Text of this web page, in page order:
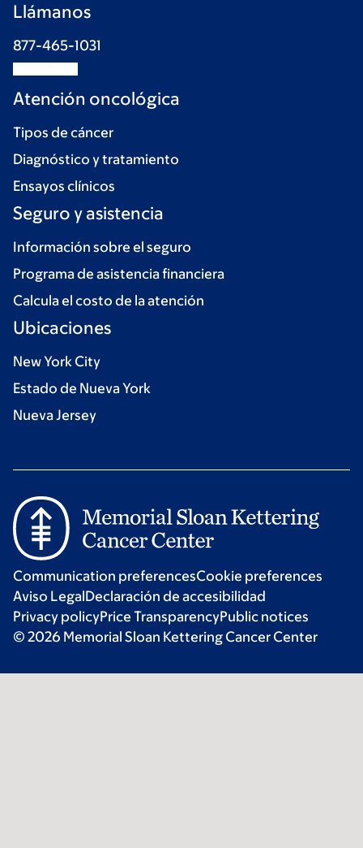
Llámanos
877-465-1031
Atención oncológica
Tipos de cáncer
Diagnóstico y tratamiento
Ensayos clínicos
Seguro y asistencia
Información sobre el seguro
Programa de asistencia financiera
Calcula el costo de la atención
Ubicaciones
New York City
Estado de Nueva York
Nueva Jersey
Communication preferencesCookie preferences
Aviso LegalDeclaración de accesibilidad
Privacy policyPrice TransparencyPublic notices
© 2026 Memorial Sloan Kettering Cancer Center